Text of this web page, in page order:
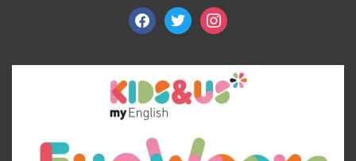
facebooktwitterinstagram